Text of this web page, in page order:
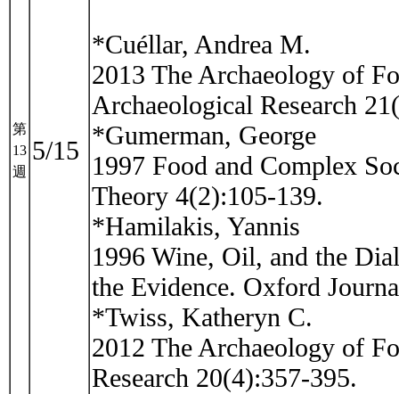
第
13
週
5/15
*Cuéllar, Andrea M.
2013 The Archaeology of
Archaeological Research
*Gumerman, George
1997 Food and Complex
Theory 4(2):105-139.
*Hamilakis, Yannis
1996 Wine, Oil, and the
the Evidence. Oxford
*Twiss, Katheryn C.
2012 The Archaeology of
Research 20(4):357-395.